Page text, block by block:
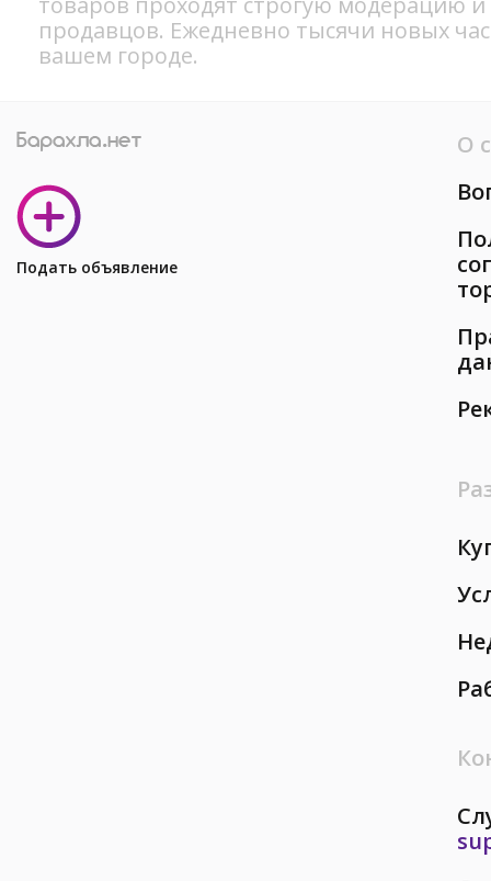
продавцов. Ежедневно тысячи новых
вашем городе.
Подать объявление
О